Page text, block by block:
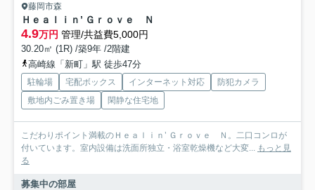
藤岡市森
Ｈｅａｌｉｎ’ Ｇｒｏｖｅ Ｎ
4.9万円 管理/共益費5,000円
30.20㎡ (1R) /築9年 /2階建
高崎線「新町」駅 徒歩47分
駐輪場 宅配ボックス インターネット対応
防犯カメラ
敷地内ごみ置き場
閑静な住宅地
こだわりポイント満載のＨｅａｌｉｎ’ Ｇｒｏｖｅ Ｎ。二口コンロが
付いています。室内設備は洗面所独立・浴室乾燥機など大変...
もっと見
る
募集中の部屋